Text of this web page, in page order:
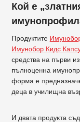
Кой е
Продуктите
Имунобор Кидс
средства на първи
пълноценна
форма е
деца в училищна
И двата продукта